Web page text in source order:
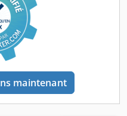
maintenant